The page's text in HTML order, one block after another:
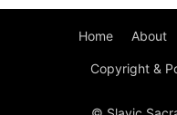
Home About
Copyright &